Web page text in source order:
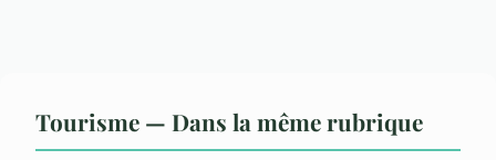
Tourisme — Dans la même rubrique